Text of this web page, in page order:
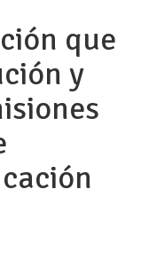
que
y